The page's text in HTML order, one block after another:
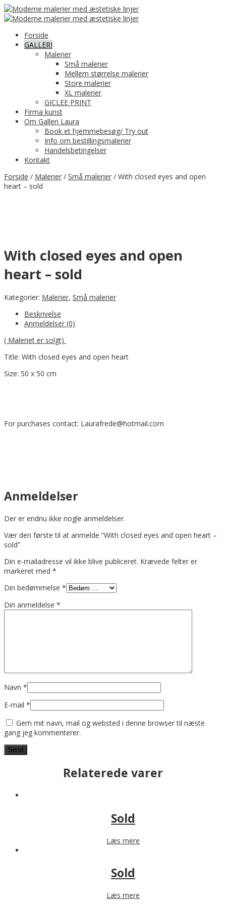
Forside
GALLERI
Malerier
Små malerier
Mellem størrelse malerier
Store malerier
XL malerier
GICLEE PRINT
Firma kunst
Om Galleri Laura
Book et hjemmebesøg/ Try out
Info om bestillingsmalerier
Handelsbetingelser
Kontakt
Forside / Malerier / Små malerier / With closed eyes and open
heart – sold
With closed eyes and open
heart – sold
Kategorier: Malerier, Små malerier
Beskrivelse
Anmeldelser (0)
( Maleriet er solgt)
Title: With closed eyes and open heart
Size: 50 x 50 cm
For purchases contact: Laurafrede@hotmail.com
Anmeldelser
Der er endnu ikke nogle anmeldelser.
Vær den første til at anmelde “With closed eyes and open heart –
sold”
Din e-mailadresse vil ikke blive publiceret. Krævede felter er
markeret med *
Din bedømmelse *
Din anmeldelse *
Navn *
E-mail *
Gem mit navn, mail og websted i denne browser til næste
gang jeg kommenterer.
Relaterede varer
Sold
Læs mere
Sold
Læs mere